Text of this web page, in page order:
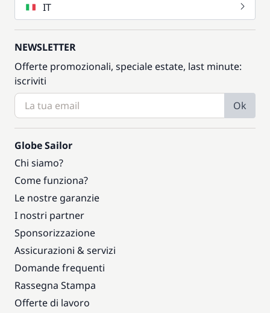
Transfer al marina Incluso nel prezzo
—
Wifi Incluso nel prezzo
IT
NEWSLETTER
Offerte promozionali, speciale estate, last minute:
iscriviti
Ok
Globe Sailor
Chi siamo?
Come funziona?
Le nostre garanzie
I nostri partner
Sponsorizzazione
Assicurazioni & servizi
Domande frequenti
Rassegna Stampa
Offerte di lavoro